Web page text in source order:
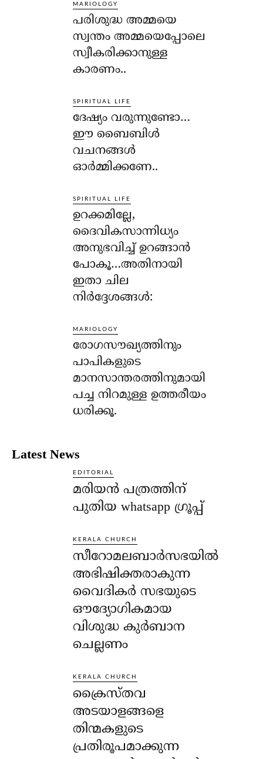
MARIOLOGY
പരിശുദ്ധ അമ്മയെ
സ്വന്തം അമ്മയെപ്പോലെ
സ്വീകരിക്കാനുള്ള
കാരണം..
SPIRITUAL LIFE
ദേഷ്യം വരുന്നുണ്ടോ…
ഈ ബൈബിള്‍
വചനങ്ങള്‍
ഓര്‍മ്മിക്കണേ..
SPIRITUAL LIFE
ഉറക്കമില്ലേ,
ദൈവികസാന്നിധ്യം
അനുഭവിച്ച് ഉറങ്ങാന്‍
പോകൂ…അതിനായി
ഇതാ ചില
നിര്‍ദ്ദേശങ്ങള്‍:
MARIOLOGY
രോഗസൗഖ്യത്തിനും
പാപികളുടെ
മാനസാന്തരത്തിനുമായി
പച്ച നിറമുള്ള ഉത്തരീയം
ധരിക്കൂ.
Latest News
EDITORIAL
മരിയൻ പത്രത്തിന്
പുതിയ whatsapp ഗ്രൂപ്പ്
KERALA CHURCH
സീറോമലബാർസഭയിൽ
അഭിഷിക്തരാകുന്ന
വൈദികർ സഭയുടെ
ഔദ്യോഗികമായ
വിശുദ്ധ കുർബാന
ചെല്ലണം
KERALA CHURCH
ക്രൈസ്തവ
അടയാളങ്ങളെ
തിന്മകളുടെ
പ്രതിരൂപമാക്കുന്ന